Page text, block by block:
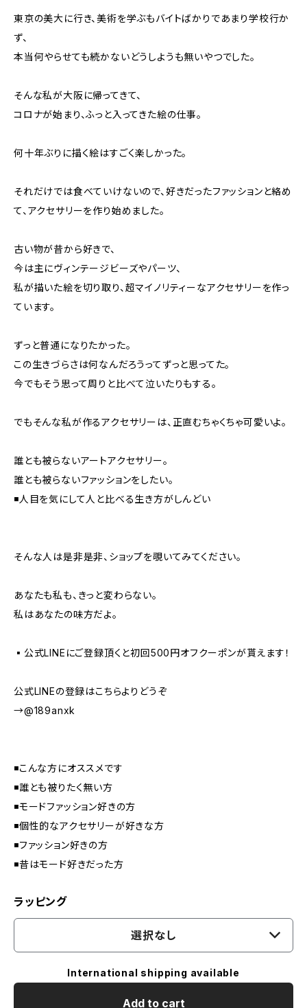
東京の美大に行き、美術を学ぶもバイトばかりであまり学校行か
ず、
本当何やらせても続かないどうしようも無いやつでした。
そんな私が大阪に帰ってきて、
コロナが始まり、ふっと入ってきた絵の仕事。
何十年ぶりに描く絵はすごく楽しかった。
それだけでは食べていけないので、好きだったファッションと絡め
て、アクセサリーを作り始めました。
古い物が昔から好きで、
今は主にヴィンテージビーズやパーツ、
私が描いた絵を切り取り、超マイノリティーなアクセサリーを作っ
ています。
ずっと普通になりたかった。
この生きづらさは何なんだろうってずっと思ってた。
今でもそう思って周りと比べて泣いたりもする。
でもそんな私が作るアクセサリーは、正直むちゃくちゃ可愛いよ。
誰とも被らないアートアクセサリー。
誰とも被らないファッションをしたい。
◾️人目を気にして人と比べる生き方がしんどい
そんな人は是非是非、ショップを覗いてみてください。
あなたも私も、きっと変わらない。
私はあなたの味方だよ。
▪️公式LINEにご登録頂くと初回500円オフクーポンが貰えます！
公式LINEの登録はこちらよりどうぞ
→@189anxk
◾️こんな方にオススメです
◾️誰とも被りたく無い方
◾️モードファッション好きの方
◾️個性的なアクセサリーが好きな方
◾️ファッション好きの方
◾️昔はモード好きだった方
ラッピング
選択なし
International shipping available
Add to cart